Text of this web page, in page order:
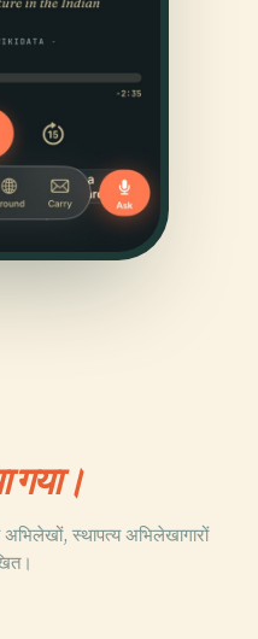
गया।
अभिलेखों, स्थापत्य अभिलेखागारों